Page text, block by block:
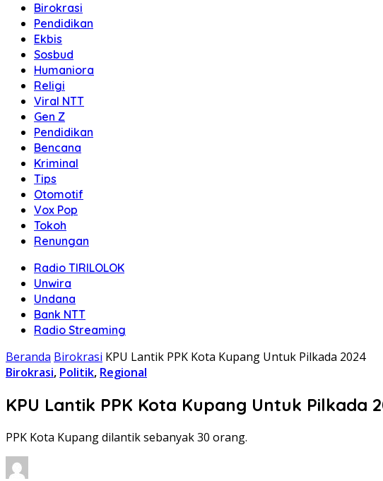
Birokrasi
Pendidikan
Ekbis
Sosbud
Humaniora
Religi
Viral NTT
Gen Z
Pendidikan
Bencana
Kriminal
Tips
Otomotif
Vox Pop
Tokoh
Renungan
Radio TIRILOLOK
Unwira
Undana
Bank NTT
Radio Streaming
Beranda Birokrasi KPU Lantik PPK Kota Kupang Untuk Pilkada 2024
Birokrasi, Politik, Regional
KPU Lantik PPK Kota Kupang Untuk Pilkada
PPK Kota Kupang dilantik sebanyak 30 orang.